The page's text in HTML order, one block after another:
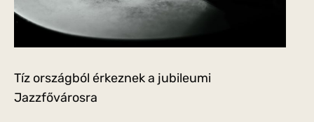
Tíz országból érkeznek a jubileumi
Jazzfővárosra